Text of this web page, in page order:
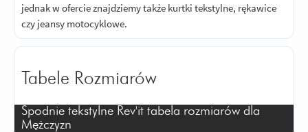
jednak w ofercie znajdziemy także kurtki tekstylne, rękawice
czy jeansy motocyklowe.
Tabele Rozmiarów
Spodnie tekstylne Rev'it tabela rozmiarów dla
Mężczyzn